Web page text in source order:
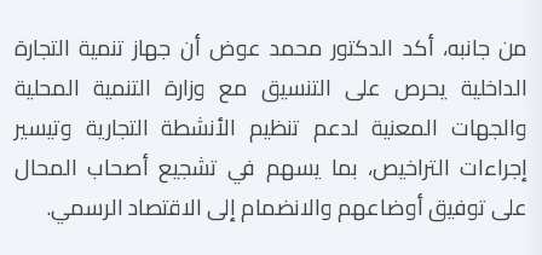
من جانبه، أكد الدكتور محمد عوض أن جهاز تنمية التجارة
الداخلية يحرص على التنسيق مع وزارة التنمية المحلية
والجهات المعنية لدعم تنظيم الأنشطة التجارية وتيسير
إجراءات التراخيص، بما يسهم في تشجيع أصحاب المحال
على توفيق أوضاعهم والانضمام إلى الاقتصاد الرسمي.